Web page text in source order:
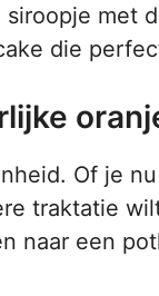
met
die
Of je
traktatie
naar een